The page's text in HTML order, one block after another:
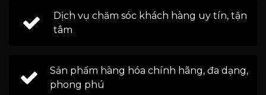
Dịch vụ chăm sóc khách hàng uy tín, tận
tâm
Sản phẩm hàng hóa chính hãng, đa dạng,
phong phú